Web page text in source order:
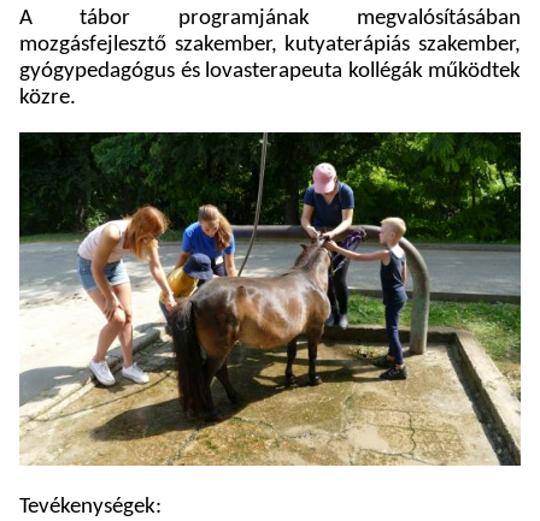
A tábor programjának megvalósításában
mozgásfejlesztő szakember, kutyaterápiás szakember,
gyógypedagógus és lovasterapeuta kollégák működtek
közre.
Tevékenységek: